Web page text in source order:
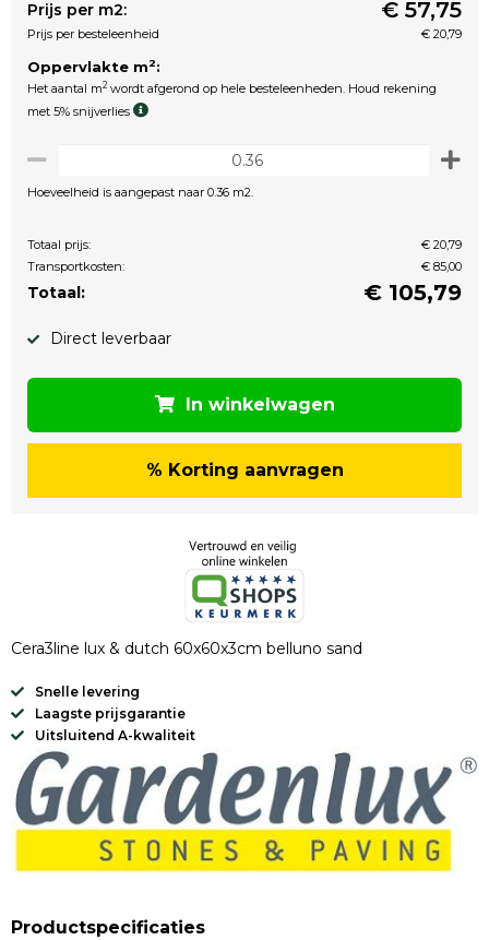
Prijs per m2: € 57,75
Prijs per besteleenheid € 20,79
Oppervlakte m2:
Het aantal m2 wordt afgerond op hele besteleenheden. Houd rekening
met 5% snijverlies
Hoeveelheid is aangepast naar 0.36 m2.
Totaal prijs:
€ 20,79
Transportkosten:
€ 85,00
Totaal: € 105,79
Direct leverbaar
In winkelwagen
% Korting aanvragen
Cera3line lux & dutch 60x60x3cm belluno sand
Snelle levering
Laagste prijsgarantie
Uitsluitend A-kwaliteit
Productspecificaties